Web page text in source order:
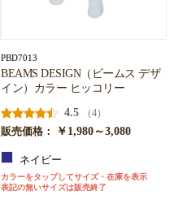
PBD7013
BEAMS DESIGN（ビームス デザ
イン）カラー ヒッコリー
4.5
（4）
販売価格：
￥1,980～3,080
ネイビー
カラーをタップしてサイズ・在庫を表示
表記の無いサイズは販売終了